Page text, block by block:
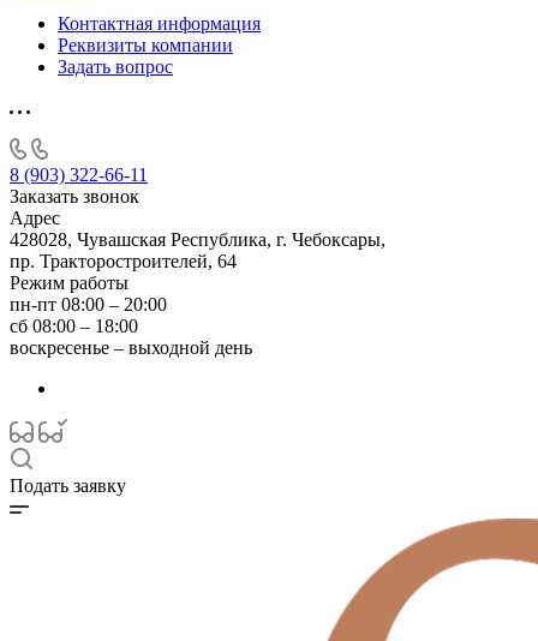
Контактная информация
Реквизиты компании
Задать вопрос
8 (903) 322-66-11
Заказать звонок
Адрес
428028, Чувашская Республика, г. Чебоксары,
пр. Тракторостроителей, 64
Режим работы
пн-пт 08:00 – 20:00
сб 08:00 – 18:00
воскресенье – выходной день
Подать заявку